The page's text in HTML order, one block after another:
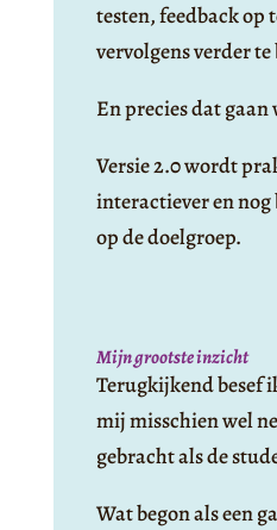
testen, feedback op
vervolgens verder
En precies dat gaan
Versie 2.0 wordt
interactiever en nog
op de doelgroep.
Mijn grootste inzicht
Terugkijkend besef
mij misschien wel
gebracht als de
Wat begon als een